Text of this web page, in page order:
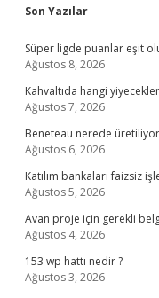
Sidebar
Son Yazılar
Süper ligde puanlar eşit
Ağustos 8, 2026
Kahvaltıda hangi
Ağustos 7, 2026
Beneteau nerede
Ağustos 6, 2026
Katılım bankaları faizsiz
Ağustos 5, 2026
Avan proje için gerekli
Ağustos 4, 2026
153 wp hattı nedir ?
Ağustos 3, 2026